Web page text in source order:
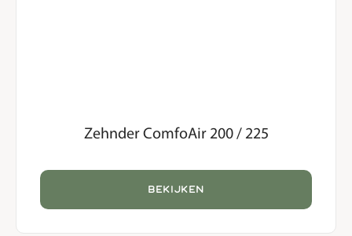
Zehnder ComfoAir 200 / 225